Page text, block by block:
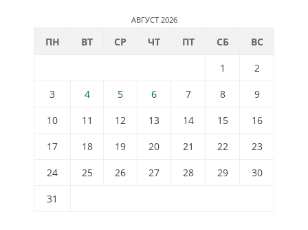
АВГУСТ 2026
ПН ВТ СР ЧТ ПТ СБ
ВС
1
2
3
4 5 6 7 8
9
10
11 12 13 14 15
16
17
18 19 20 21 22
23
24
25 26 27 28 29
30
31